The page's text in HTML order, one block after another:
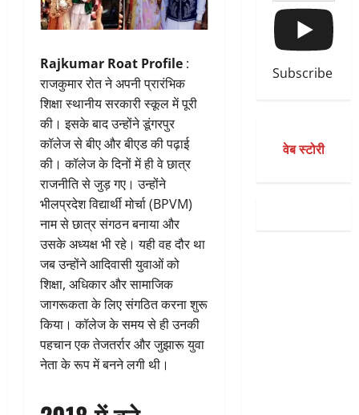
Rajkumar Roat Profile :
राजकुमार रोत ने अपनी प्रारंभिक
शिक्षा स्थानीय सरकारी स्कूल में पूरी
की। इसके बाद उन्होंने डूंगरपुर
कॉलेज से बीए और बीएड की पढ़ाई
की। कॉलेज के दिनों में ही वे छात्र
राजनीति से जुड़ गए। उन्होंने
भीलप्रदेश विद्यार्थी मोर्चा (BPVM)
नाम से छात्र संगठन बनाया और
उसके अध्यक्ष भी रहे। यही वह दौर था
जब उन्होंने आदिवासी युवाओं को
शिक्षा, अधिकार और सामाजिक
जागरूकता के लिए संगठित करना शुरू
किया। कॉलेज के समय से ही उनकी
पहचान एक तेजतर्रार और जुझारू युवा
नेता के रूप में बनने लगी थी।
Subscribe
वेब स्टोरी